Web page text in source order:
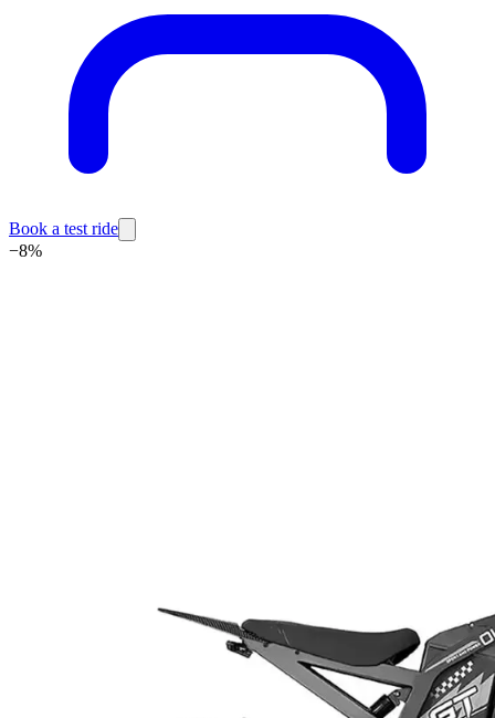
Book a test ride
−8%